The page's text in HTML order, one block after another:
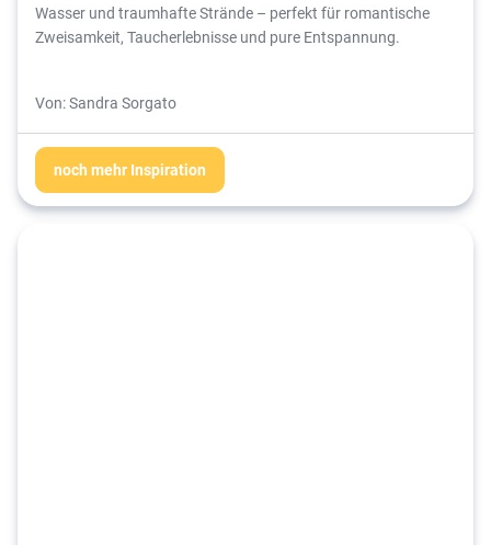
Wasser und traumhafte Strände – perfekt für romantische
Zweisamkeit, Taucherlebnisse und pure Entspannung.
Von: Sandra Sorgato
noch mehr Inspiration